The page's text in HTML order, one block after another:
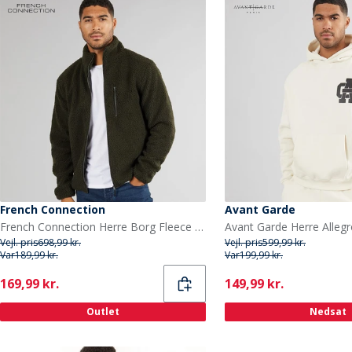
French Connection
French Connection Herre Borg Fleece med tragthals Khaki
Vejl. pris698,99 kr.
Var189,99 kr.
Current
169,99 kr.
Outlet
Avant Garde
Vejl. pris599,99 kr.
Var199,99 kr.
Current
149,99 kr.
Nedsat